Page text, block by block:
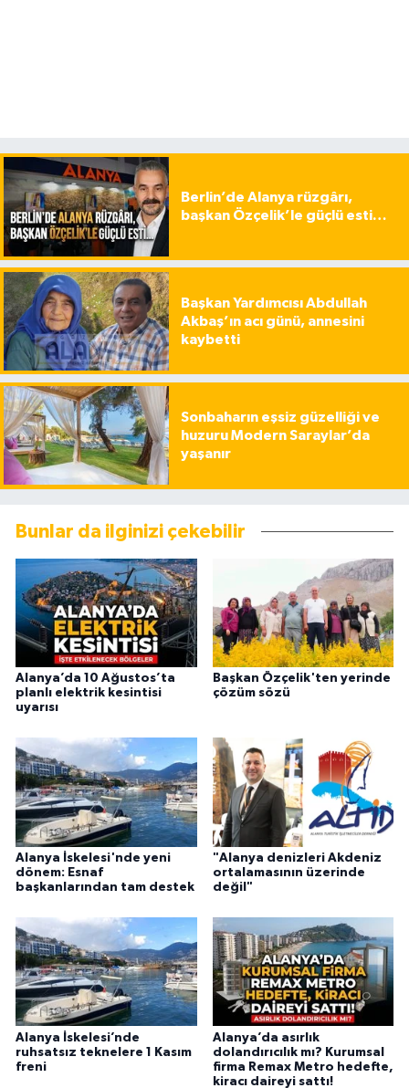
Berlin’de Alanya rüzgârı,
başkan Özçelik’le güçlü esti…
Başkan Yardımcısı Abdullah
Akbaş’ın acı günü, annesini
kaybetti
Sonbaharın eşsiz güzelliği ve
huzuru Modern Saraylar’da
yaşanır
Bunlar da ilginizi çekebilir
Alanya’da 10 Ağustos’ta
planlı elektrik kesintisi
uyarısı
Başkan Özçelik'ten yerinde
çözüm sözü
Alanya İskelesi'nde yeni
dönem: Esnaf
başkanlarından tam destek
"Alanya denizleri Akdeniz
ortalamasının üzerinde
değil"
Alanya İskelesi’nde
ruhsatsız teknelere 1 Kasım
freni
Alanya’da asırlık
dolandırıcılık mı? Kurumsal
firma Remax Metro hedefte,
kiracı daireyi sattı!